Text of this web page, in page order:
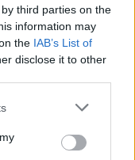
third parties on the
information may
the IAB’s List of
disclose it to other